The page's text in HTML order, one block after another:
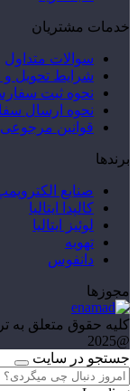
خدمات مشتریان
سوالات متداول
شرایط تحویل و
نحوه ثبت
نحوه ارسال
قوانین مرجوعی
برندها
صنایع
کالپدا ایتالیا
لوئیز ایتالیا
تهویه
دانفوس
مجوزها
کلیه حقوق متعلق به
@2025
جستجو در سایت